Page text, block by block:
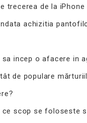
trecerea de la iPhone
achizitia
sa incep o afacere in
de populare
ce scop se foloseste